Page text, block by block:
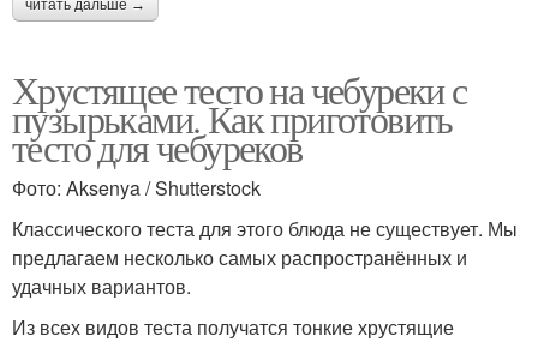
читать дальше →
Хрустящее тесто на чебуреки с
пузырьками. Как приготовить
тесто для чебуреков
Фото: Aksenya / Shutterstock
Классического теста для этого блюда не существует. Мы
предлагаем несколько самых распространённых и
удачных вариантов.
Из всех видов теста получатся тонкие хрустящие